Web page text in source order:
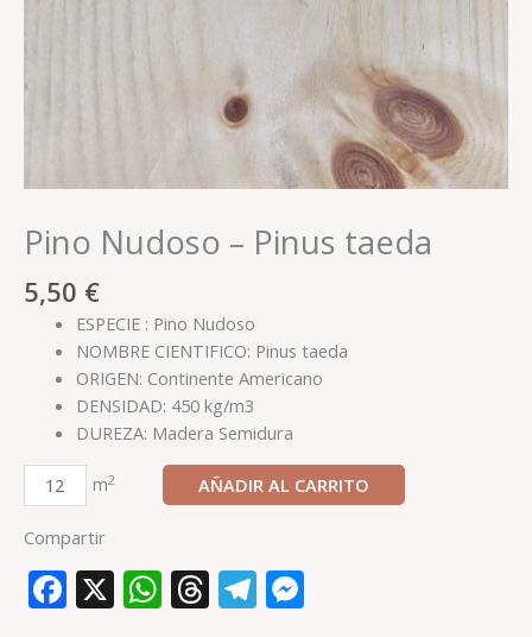
Pino Nudoso – Pinus taeda
5,50 €
ESPECIE : Pino Nudoso
NOMBRE CIENTIFICO: Pinus taeda
ORIGEN: Continente Americano
DENSIDAD: 450 kg/m3
DUREZA: Madera Semidura
m2 AÑADIR AL CARRITO
Compartir
Facebook
X WhatsApp
Threads
Telegram